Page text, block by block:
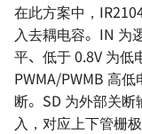
在此方案中，
入去耦电容。IN 为
平、低于 0.8V 为低
PWMA/PWMB 高
断。SD 为外部关
入，对应上下管栅